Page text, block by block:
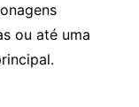
ou até uma